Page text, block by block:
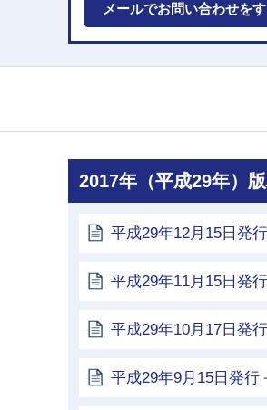
メールでお問い合わせを
2017年（平成29年）
平成29年12月15日発
平成29年11月15日発
平成29年10月17日発
平成29年9月15日発行